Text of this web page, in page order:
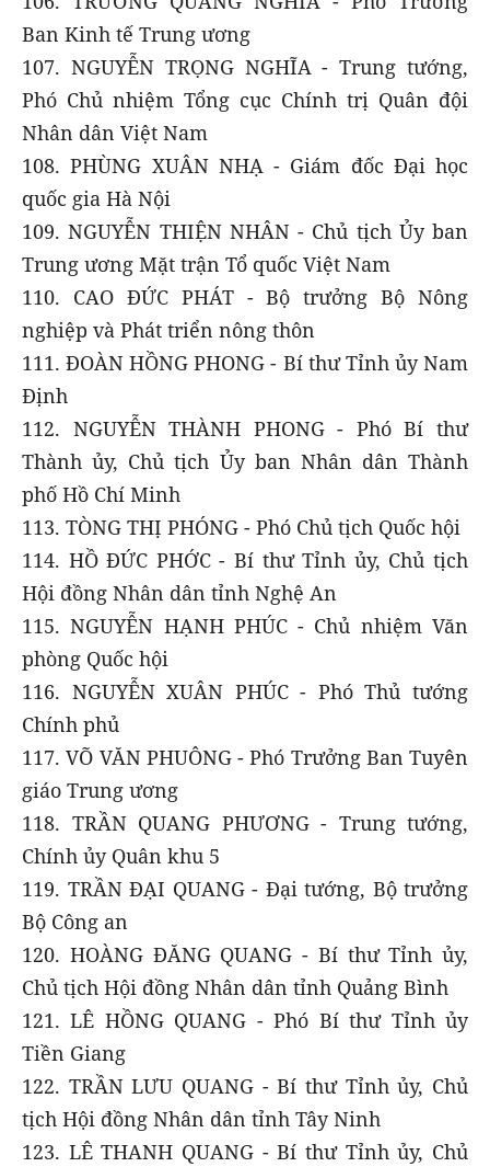
Ban Kinh tế Trung ương
107. NGUYỄN TRỌNG NGHĨA - Trung tướng,
Phó Chủ nhiệm Tổng cục Chính trị Quân đội
Nhân dân Việt Nam
108. PHÙNG XUÂN NHẠ - Giám đốc Đại học
quốc gia Hà Nội
109. NGUYỄN THIỆN NHÂN - Chủ tịch Ủy ban
Trung ương Mặt trận Tổ quốc Việt Nam
110. CAO ĐỨC PHÁT - Bộ trưởng Bộ Nông
nghiệp và Phát triển nông thôn
111. ĐOÀN HỒNG PHONG - Bí thư Tỉnh ủy Nam
Định
112. NGUYỄN THÀNH PHONG - Phó Bí thư
Thành ủy, Chủ tịch Ủy ban Nhân dân Thành
phố Hồ Chí Minh
113. TÒNG THỊ PHÓNG - Phó Chủ tịch Quốc hội
114. HỒ ĐỨC PHỚC - Bí thư Tỉnh ủy, Chủ tịch
Hội đồng Nhân dân tỉnh Nghệ An
115. NGUYỄN HẠNH PHÚC - Chủ nhiệm Văn
phòng Quốc hội
116. NGUYỄN XUÂN PHÚC - Phó Thủ tướng
Chính phủ
117. VÕ VĂN PHUÔNG - Phó Trưởng Ban Tuyên
giáo Trung ương
118. TRẦN QUANG PHƯƠNG - Trung tướng,
Chính ủy Quân khu 5
119. TRẦN ĐẠI QUANG - Đại tướng, Bộ trưởng
Bộ Công an
120. HOÀNG ĐĂNG QUANG - Bí thư Tỉnh ủy,
Chủ tịch Hội đồng Nhân dân tỉnh Quảng Bình
121. LÊ HỒNG QUANG - Phó Bí thư Tỉnh ủy
Tiền Giang
122. TRẦN LƯU QUANG - Bí thư Tỉnh ủy, Chủ
tịch Hội đồng Nhân dân tỉnh Tây Ninh
123. LÊ THANH QUANG - Bí thư Tỉnh ủy, Chủ